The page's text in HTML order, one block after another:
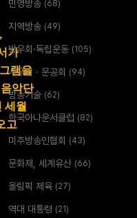
가
램을
악단
세월
고
민영방송 (68)
지역방송 (49)
방우회·독립운동 (105)
사우회 · 문공회 (94)
방송기술 (62)
한국아나운서클럽 (82)
미주방송인협회 (43)
문화재, 세계유산 (66)
올림픽 체육 (27)
역대 대통령 (21)